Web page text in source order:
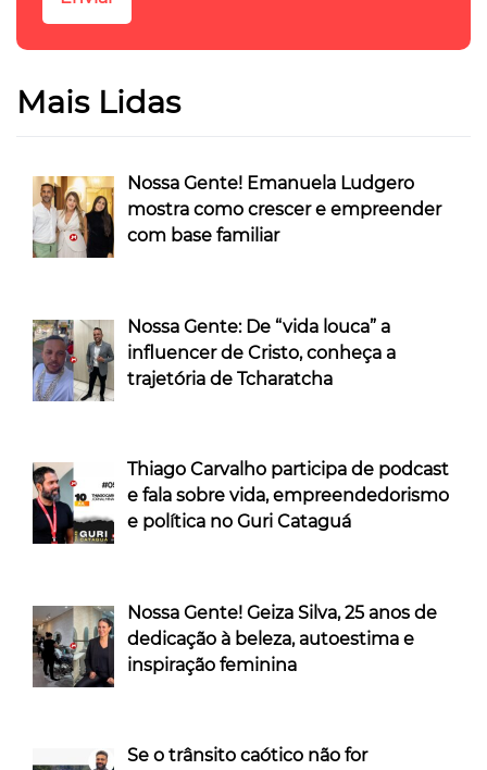
Mais Lidas
Nossa Gente! Emanuela Ludgero
mostra como crescer e empreender
com base familiar
Nossa Gente: De “vida louca” a
influencer de Cristo, conheça a
trajetória de Tcharatcha
Thiago Carvalho participa de podcast
e fala sobre vida, empreendedorismo
e política no Guri Cataguá
Nossa Gente! Geiza Silva, 25 anos de
dedicação à beleza, autoestima e
inspiração feminina
Se o trânsito caótico não for